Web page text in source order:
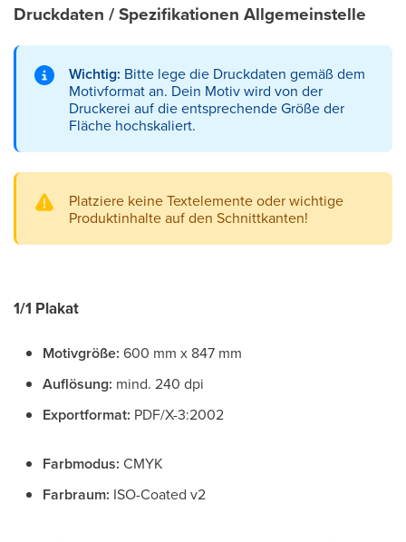
Druckdaten / Spezifikationen Allgemeinstelle
Wichtig: Bitte lege die Druckdaten gemäß dem
Motivformat an. Dein Motiv wird von der
Druckerei auf die entsprechende Größe der
Fläche hochskaliert.
Platziere keine Textelemente oder wichtige
Produktinhalte auf den Schnittkanten!
1/1 Plakat
Motivgröße: 600 mm x 847 mm
Auflösung: mind. 240 dpi
Exportformat: PDF/X-3:2002
Farbmodus: CMYK
Farbraum: ISO-Coated v2